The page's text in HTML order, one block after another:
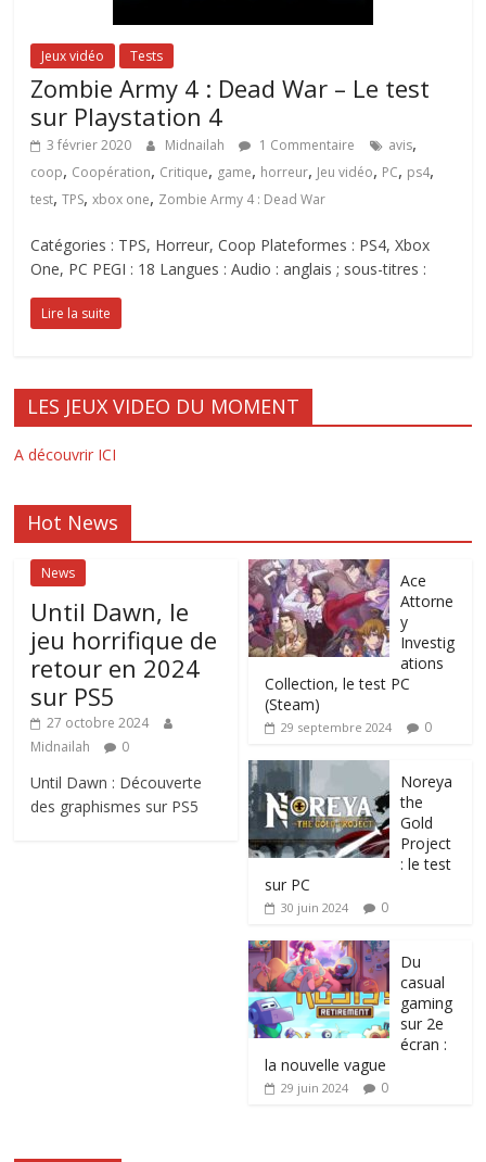
Jeux vidéo Tests
Zombie Army 4 : Dead War – Le test
sur Playstation 4
3 février 2020 Midnailah 1 Commentaire avis,
coop, Coopération, Critique, game, horreur, Jeu vidéo, PC, ps4,
test,TPS,xbox one, Zombie Army 4 : Dead War
Catégories : TPS, Horreur, Coop Plateformes : PS4, Xbox
One, PC PEGI : 18 Langues : Audio : anglais ; sous-titres :
Lire la suite
LES JEUX VIDEO DU MOMENT
A découvrir ICI
Hot News
News
Until Dawn, le
jeu horrifique de
retour en 2024
sur PS5
27 octobre 2024
Midnailah
0
Until Dawn : Découverte
des graphismes sur PS5
Ace
Attorne
y
Investig
ations
Collection, le test PC
(Steam)
29 septembre 2024 0
Noreya
the
Gold
Project
: le test
sur PC
30 juin 2024 0
Du
casual
gaming
sur 2e
écran :
la nouvelle vague
29 juin 2024 0